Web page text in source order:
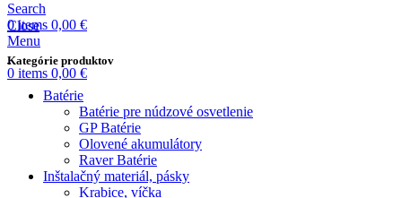
Search
0items 0,00 €
Menu
0 items 0,00 €
Close
Kategórie produktov
Batérie
Batérie pre núdzové osvetlenie
GP Batérie
Olovené akumulátory
Raver Batérie
Inštalačný materiál, pásky
Krabice, víčka